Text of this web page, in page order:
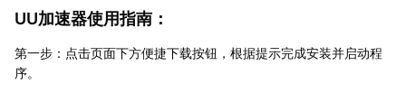
UU加速器使用指南：
第一步：点击页面下方便捷下载按钮，根据提示完成安装并启动程
序。